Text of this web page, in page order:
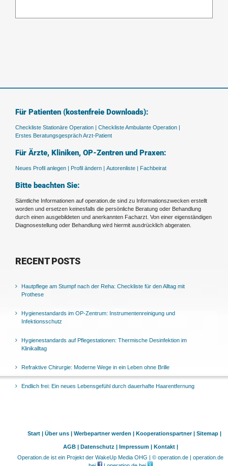
Für Patienten (kostenfreie Downloads):
Checkliste Stationäre Operation | Checkliste Ambulante Operation |
Erstes Beratungsgespräch Arzt-Patient
Für Ärzte, Kliniken, OP-Zentren und Praxen:
Neues Profil anlegen | Profil ändern | Autorenliste | Fachbeirat
Bitte beachten Sie:
Sämtliche Informationen auf operation.de sind zu Informationszwecken erstellt
worden und ersetzen keinesfalls die persönliche Beratung oder Behandlung
durch einen ausgebildeten und anerkannten Facharzt. Von einer eigenständigen
Diagnosestellung oder Behandlung wird hiermit ausdrücklich abgeraten.
RECENT POSTS
Hautpflege am Stumpf nach der Reha: Checkliste für den Alltag mit
Prothese
Hygienestandards im OP-Zentrum: Instrumentenreinigung und
Infektionsschutz
Hygienestandards auf Pflegestationen: Thermische Desinfektion im
Klinikalltag
Refraktive Chirurgie: Moderne Wege in ein Leben ohne Brille
Endlich frei: Ein neues Lebensgefühl durch dauerhafte Haarentfernung
Start | Über uns | Werbepartner werden | Kooperationspartner | Sitemap |
AGB | Datenschutz | Impressum | Kontakt |
Operation.de ist ein Projekt der WakeUp Media OHG | © operation.de | operation.de